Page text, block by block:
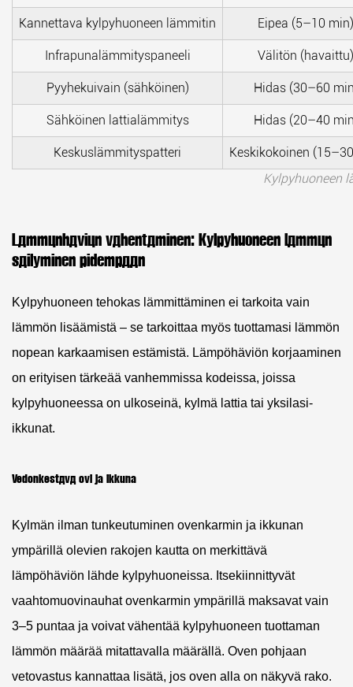
Kylpyhuoneen
Kannettava kylpyhuoneen lämmitin Eipea (5–10 min)
Infrapunalämmityspaneeli Välitön (havaittu)
Pyyhekuivain (sähköinen) Hidas (30–60
Sähköinen lattialämmitys Hidas (20–40
Keskuslämmityspatteri Keskikokoinen
Lämmönhäviön vähentäminen: Kylpyhuoneen lämmön
säilyminen pidempään
Kylpyhuoneen tehokas lämmittäminen ei tarkoita vain
lämmön lisäämistä – se tarkoittaa myös tuottamasi lämmön
nopean karkaamisen estämistä. Lämpöhäviön korjaaminen
on erityisen tärkeää vanhemmissa kodeissa, joissa
kylpyhuoneessa on ulkoseinä, kylmä lattia tai yksilasi-
ikkunat.
Vedonkestävä ovi ja ikkuna
Kylmän ilman tunkeutuminen ovenkarmin ja ikkunan
ympärillä olevien rakojen kautta on merkittävä
lämpöhäviön lähde kylpyhuoneissa. Itsekiinnittyvät
vaahtomuovinauhat ovenkarmin ympärillä maksavat vain
3–5 puntaa ja voivat vähentää kylpyhuoneen tuottaman
lämmön määrää mitattavalla määrällä. Oven pohjaan
vetovastus kannattaa lisätä, jos oven alla on näkyvä rako.